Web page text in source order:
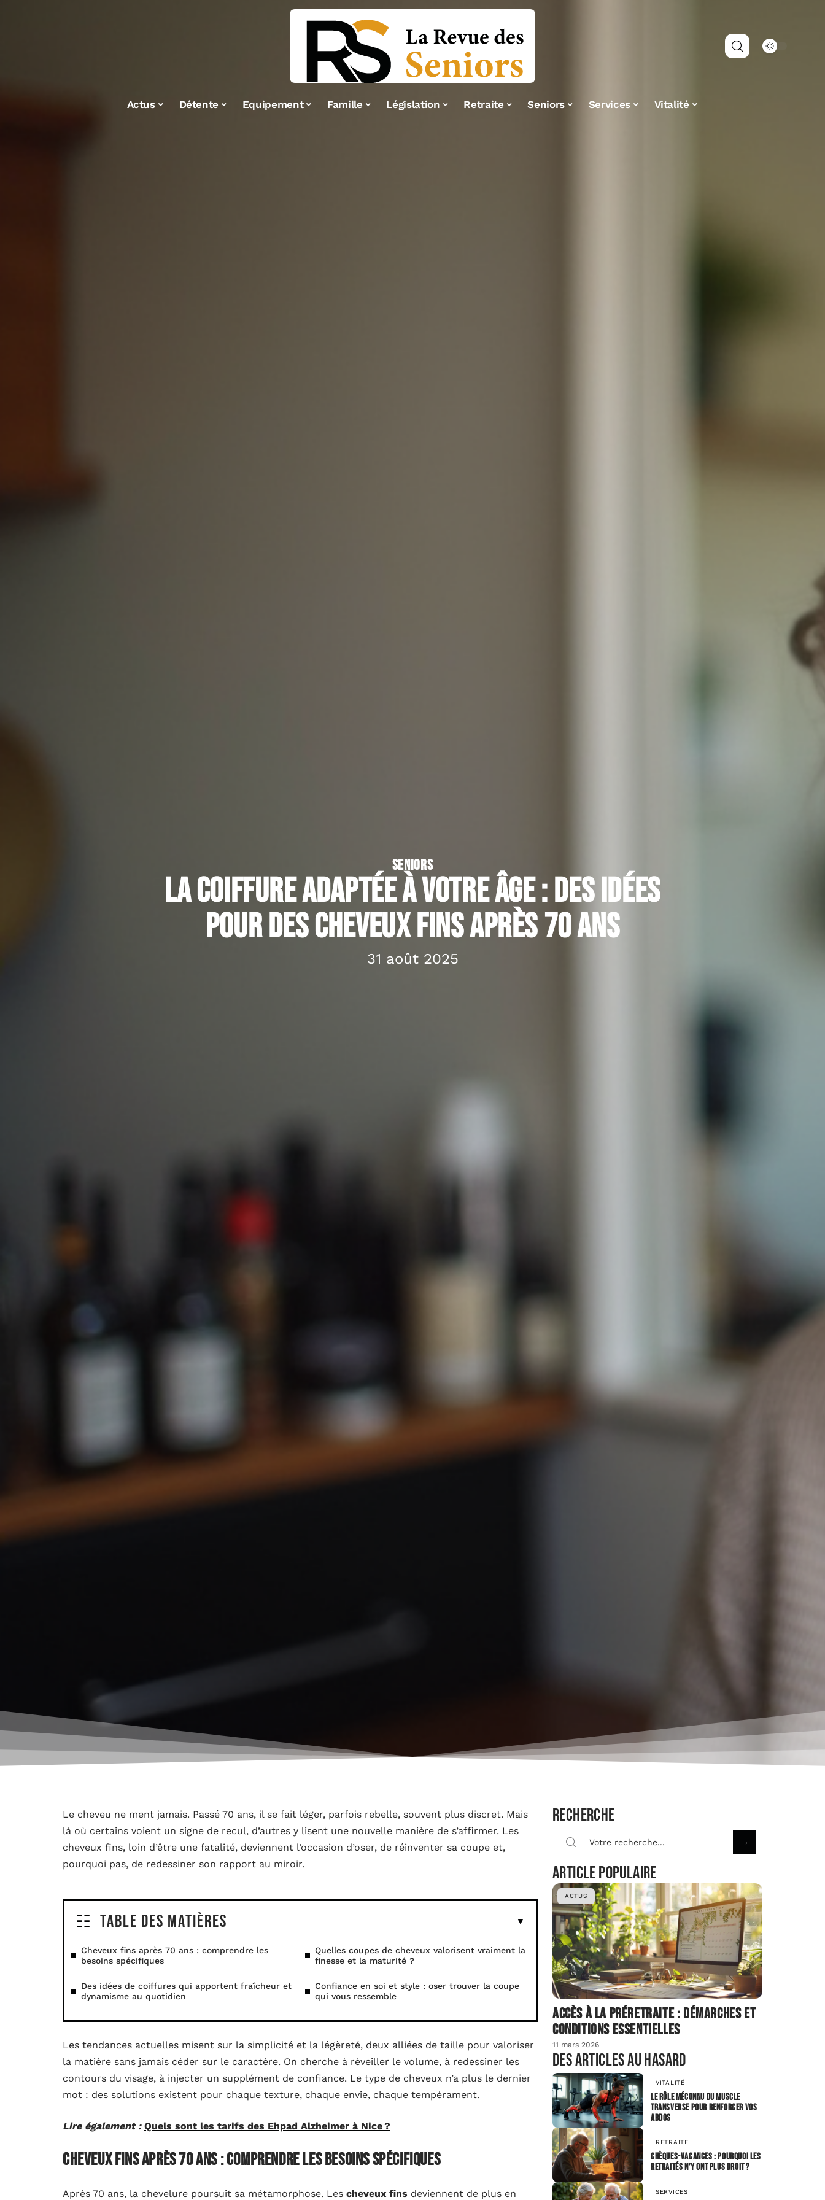
Actus Détente Equipement Famille Législation Retraite Seniors Services Vitalité
SENIORS
La coiffure adaptée à votre âge : des idées
pour des cheveux fins après 70 ans
31 août 2025
Le cheveu ne ment jamais. Passé 70 ans, il se fait léger, parfois rebelle, souvent plus discret. Mais
là où certains voient un signe de recul, d’autres y lisent une nouvelle manière de s’affirmer. Les
cheveux fins, loin d’être une fatalité, deviennent l’occasion d’oser, de réinventer sa coupe et,
pourquoi pas, de redessiner son rapport au miroir.
Table des matières
Cheveux fins après 70 ans : comprendre les
besoins spécifiques
Quelles coupes de cheveux valorisent vraiment la
finesse et la maturité ?
Des idées de coiffures qui apportent fraîcheur et
dynamisme au quotidien
Confiance en soi et style : oser trouver la coupe
qui vous ressemble
Les tendances actuelles misent sur la simplicité et la légèreté, deux alliées de taille pour valoriser
la matière sans jamais céder sur le caractère. On cherche à réveiller le volume, à redessiner les
contours du visage, à injecter un supplément de confiance. Le type de cheveux n’a plus le dernier
mot : des solutions existent pour chaque texture, chaque envie, chaque tempérament.
Lire également : Quels sont les tarifs des Ehpad Alzheimer à Nice ?
Cheveux fins après 70 ans : comprendre les besoins spécifiques
Après 70 ans, la chevelure poursuit sa métamorphose. Les cheveux fins deviennent de plus en
Recherche
Article populaire
ACTUS
Accès à la préretraite : démarches et
conditions essentielles
11 mars 2026
Des articles au hasard
VITALITÉ
Le rôle méconnu du muscle
transverse pour renforcer vos
abdos
RETRAITE
Chèques-vacances : pourquoi les
retraités n’y ont plus droit ?
SERVICES